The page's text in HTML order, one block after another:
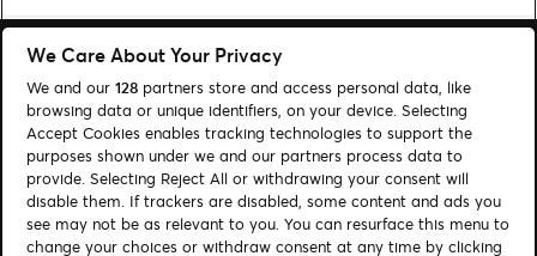
Suchen
Cookie-Einwilligungstool
Autor*innen
Kontakt
We Care About Your Privacy
We and our 128 partners store and access personal data, like
browsing data or unique identifiers, on your device. Selecting
Accept Cookies enables tracking technologies to support the
purposes shown under we and our partners process data to
provide. Selecting Reject All or withdrawing your consent will
disable them. If trackers are disabled, some content and ads you
see may not be as relevant to you. You can resurface this menu to
change your choices or withdraw consent at any time by clicking